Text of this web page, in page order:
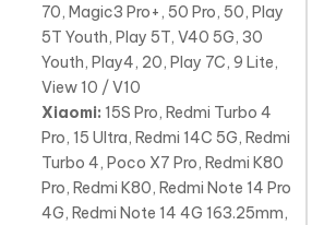
70, Magic3 Pro+, 50 Pro, 50, Play
5T Youth, Play 5T, V40 5G, 30
Youth, Play4, 20, Play 7C, 9 Lite,
View 10 / V10
Xiaomi: 15S Pro, Redmi Turbo 4
Pro, 15 Ultra, Redmi 14C 5G, Redmi
Turbo 4, Poco X7 Pro, Redmi K80
Pro, Redmi K80, Redmi Note 14 Pro
4G, Redmi Note 14 4G 163.25mm,